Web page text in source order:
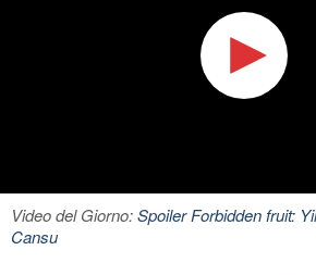
Video del Giorno:Spoiler Forbidden fruit:
Cansu